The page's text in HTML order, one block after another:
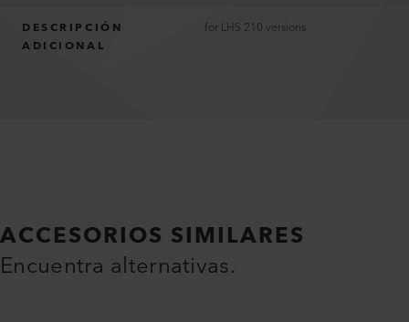
DESCRIPCIÓN
ADICIONAL
for LHS 210 versions
ACCESORIOS SIMILARES
Encuentra alternativas.